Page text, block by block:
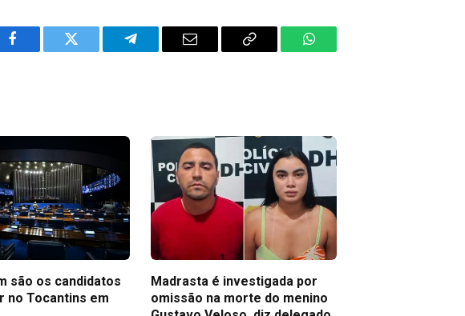
Facebook Twitter Telegram Email
Copy
WhatsApp
são os candidatos
no Tocantins em
Madrasta é investigada por
omissão na morte do menino